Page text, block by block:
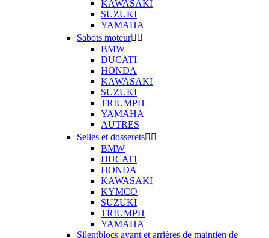
KAWASAKI
SUZUKI
YAMAHA
Sabots moteur 
BMW
DUCATI
HONDA
KAWASAKI
SUZUKI
TRIUMPH
YAMAHA
AUTRES
Selles et dosserets 
BMW
DUCATI
HONDA
KAWASAKI
KYMCO
SUZUKI
TRIUMPH
YAMAHA
Silentblocs avant et arrières de maintien de